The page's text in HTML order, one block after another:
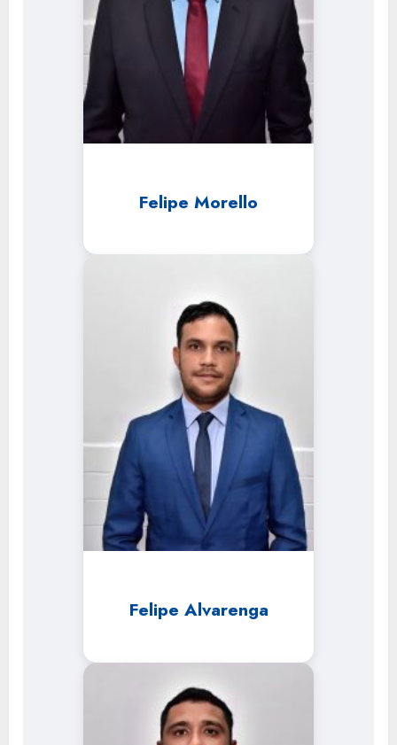
Felipe Morello
Felipe Alvarenga